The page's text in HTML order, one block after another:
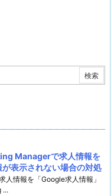
Managerで求人情報を
表示されない場合の対処
人情報を「Google求人情報」
...